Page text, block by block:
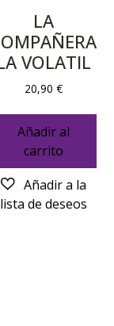
LA
VOLATIL
20,90 €
Añadir al
carrito